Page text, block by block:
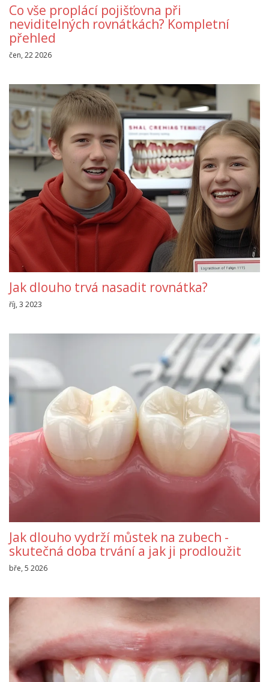
Co vše proplácí pojišťovna při
neviditelných rovnátkách? Kompletní
přehled
čen, 22 2026
Jak dlouho trvá nasadit rovnátka?
říj, 3 2023
Jak dlouho vydrží můstek na zubech -
skutečná doba trvání a jak ji prodloužit
bře, 5 2026